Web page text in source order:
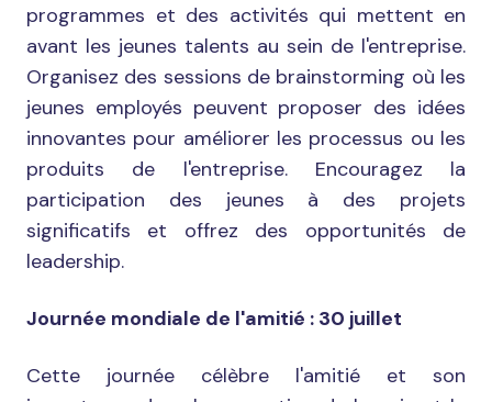
programmes et des activités qui mettent en
avant les jeunes talents au sein de l'entreprise.
Organisez des sessions de brainstorming où les
jeunes employés peuvent proposer des idées
innovantes pour améliorer les processus ou les
produits de l'entreprise. Encouragez la
participation des jeunes à des projets
significatifs et offrez des opportunités de
leadership.
Journée mondiale de l'amitié : 30 juillet
Cette journée célèbre l'amitié et son